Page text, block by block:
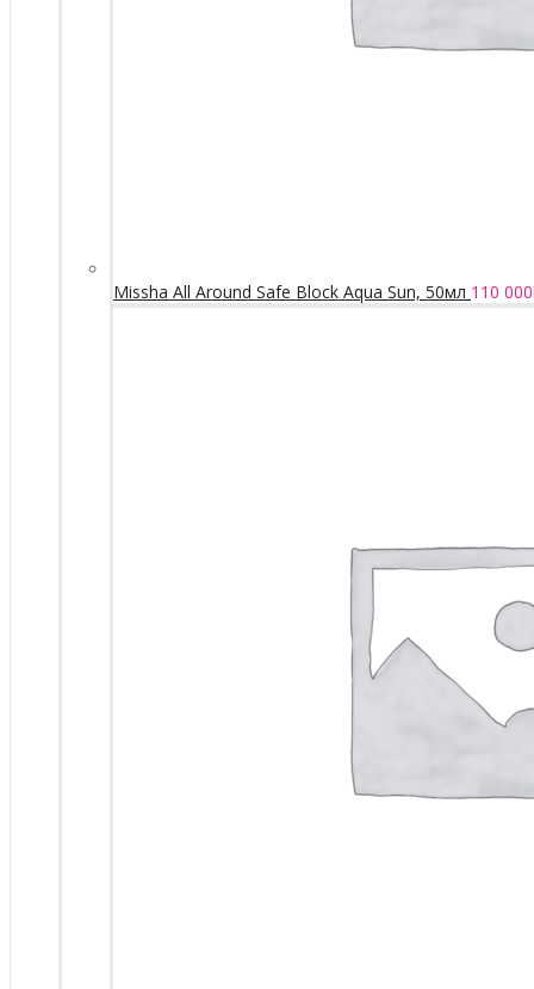
Missha All Around Safe Block Aqua Sun, 50мл 110 000